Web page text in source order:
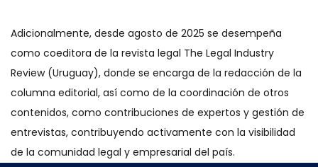
Adicionalmente, desde agosto de 2025 se desempeña
como coeditora de la revista legal The Legal Industry
Review (Uruguay), donde se encarga de la redacción de la
columna editorial, así como de la coordinación de otros
contenidos, como contribuciones de expertos y gestión de
entrevistas, contribuyendo activamente con la visibilidad
de la comunidad legal y empresarial del país.